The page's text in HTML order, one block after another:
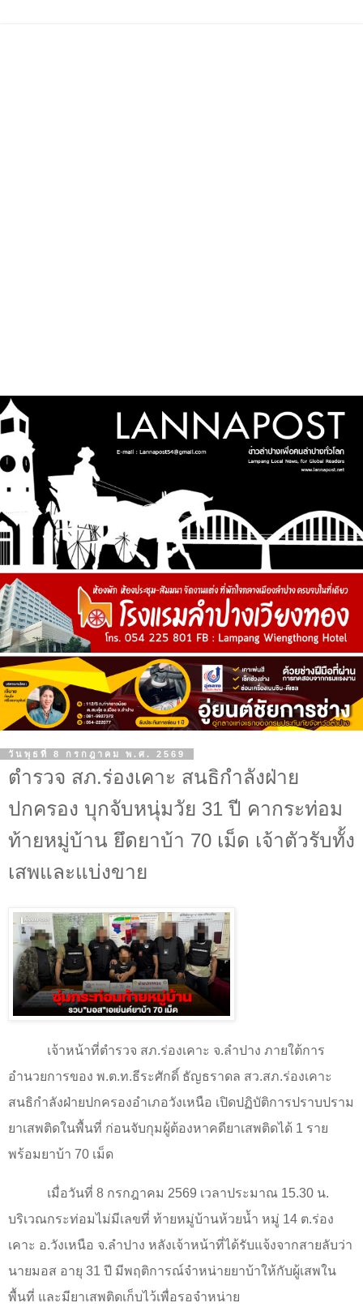
วันพุธที่ 8 กรกฎาคม พ.ศ. 2569
ตำรวจ สภ.ร่องเคาะ สนธิกำลังฝ่าย
ปกครอง บุกจับหนุ่มวัย 31 ปี คากระท่อม
ท้ายหมู่บ้าน ยึดยาบ้า 70 เม็ด เจ้าตัวรับทั้ง
เสพและแบ่งขาย
เจ้าหน้าที่ตำรวจ สภ.ร่องเคาะ จ.ลำปาง ภายใต้การ
อำนวยการของ พ.ต.ท.ธีระศักดิ์ ธัญธราดล สว.สภ.ร่องเคาะ
สนธิกำลังฝ่ายปกครองอำเภอวังเหนือ เปิดปฏิบัติการปราบปราม
ยาเสพติดในพื้นที่ ก่อนจับกุมผู้ต้องหาคดียาเสพติดได้ 1 ราย
พร้อมยาบ้า 70 เม็ด
เมื่อวันที่ 8 กรกฎาคม 2569 เวลาประมาณ 15.30 น.
บริเวณกระท่อมไม่มีเลขที่ ท้ายหมู่บ้านห้วยน้ำ หมู่ 14 ต.ร่อง
เคาะ อ.วังเหนือ จ.ลำปาง หลังเจ้าหน้าที่ได้รับแจ้งจากสายลับว่า
นายมอส อายุ 31 ปี มีพฤติการณ์จำหน่ายยาบ้าให้กับผู้เสพใน
พื้นที่ และมียาเสพติดเก็บไว้เพื่อรอจำหน่าย